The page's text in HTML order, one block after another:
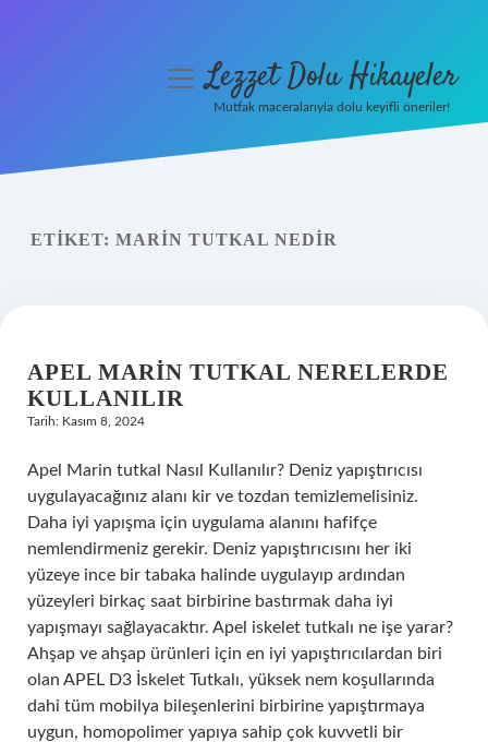
Yasal Uyarı
menüyüLezzet Dolu Hikayeler
Mutfak maceralarıyla dolu keyifli öneriler!
ETIKET: MARIN TUTKAL NEDIR
APEL MARIN TUTKAL NERELERDE
KULLANILIR
Tarih: Kasım 8, 2024
Apel Marin tutkal Nasıl Kullanılır? Deniz yapıştırıcısı
uygulayacağınız alanı kir ve tozdan temizlemelisiniz.
Daha iyi yapışma için uygulama alanını hafifçe
nemlendirmeniz gerekir. Deniz yapıştırıcısını her iki
yüzeye ince bir tabaka halinde uygulayıp ardından
yüzeyleri birkaç saat birbirine bastırmak daha iyi
yapışmayı sağlayacaktır. Apel iskelet tutkalı ne işe yarar?
Ahşap ve ahşap ürünleri için en iyi yapıştırıcılardan biri
olan APEL D3 İskelet Tutkalı, yüksek nem koşullarında
dahi tüm mobilya bileşenlerini birbirine yapıştırmaya
uygun, homopolimer yapıya sahip çok kuvvetli bir